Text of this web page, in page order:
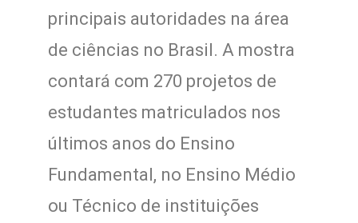
principais autoridades na área
de ciências no Brasil. A mostra
contará com 270 projetos de
estudantes matriculados nos
últimos anos do Ensino
Fundamental, no Ensino Médio
ou Técnico de instituições